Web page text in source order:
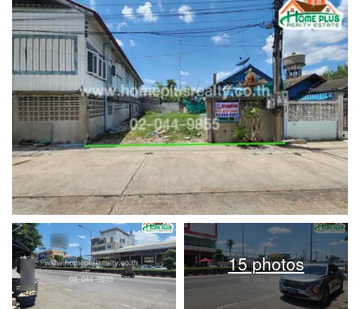
15 photos